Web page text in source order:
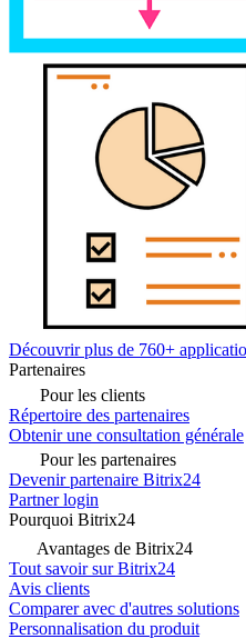
Découvrir plus de 760+
Partenaires
Pour les clients
Répertoire des partenaires
Obtenir une consultation générale
Pour les partenaires
Devenir partenaire Bitrix24
Partner login
Pourquoi Bitrix24
Avantages de Bitrix24
Tout savoir sur Bitrix24
Avis clients
Comparer avec d'autres solutions
Personnalisation du produit